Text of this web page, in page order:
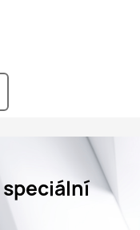
speciální